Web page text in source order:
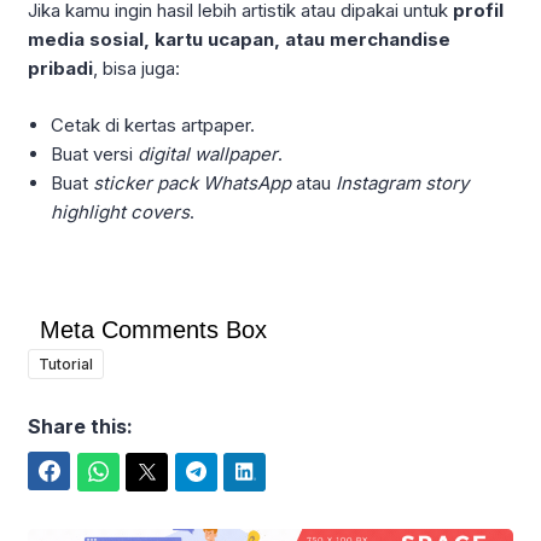
Jika kamu ingin hasil lebih artistik atau dipakai untuk profil
media sosial, kartu ucapan, atau merchandise
pribadi, bisa juga:
Cetak di kertas artpaper.
Buat versi digital wallpaper.
Buat sticker pack WhatsAppatau Instagram story
highlight covers.
Meta Comments Box
Tutorial
Share this: